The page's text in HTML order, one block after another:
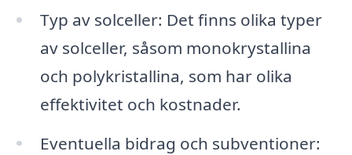
Typ av solceller: Det finns olika typer
av solceller, såsom monokrystallina
och polykristallina, som har olika
effektivitet och kostnader.
Eventuella bidrag och subventioner: